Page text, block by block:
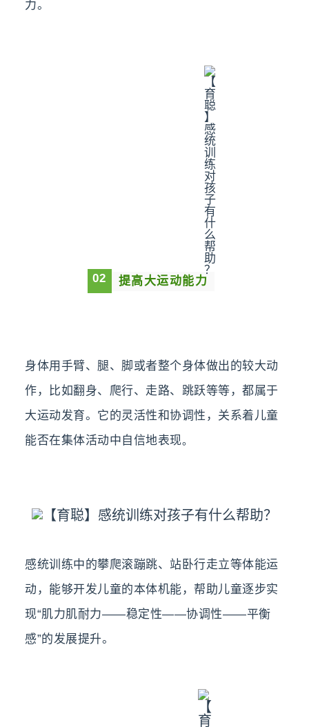
力。
02 提高大运动能力
身体用手臂、腿、脚或者整个身体做出的较大动
作，比如翻身、爬行、走路、跳跃等等，都属于
大运动发育。它的灵活性和协调性，关系着儿童
能否在集体活动中自信地表现。
感统训练中的攀爬滚蹦跳、站卧行走立等体能运
动，能够开发儿童的本体机能，帮助儿童逐步实
现“肌力肌耐力——稳定性——协调性——平衡
感”的发展提升。